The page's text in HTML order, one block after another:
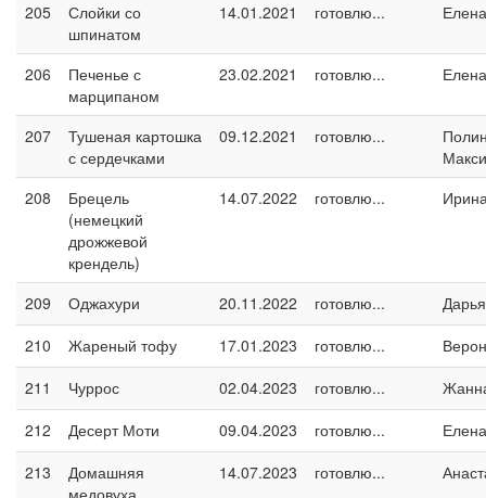
205
Слойки со
шпинатом
14.01.2021 готовлю...
206
Печенье с
марципаном
23.02.2021 готовлю...
207
Тушеная картошка
с сердечками
09.12.2021 готовлю...
208
Брецель
(немецкий
дрожжевой
крендель)
14.07.2022 готовлю...
209 Оджахури 20.11.2022 готовлю...
Дарья
210
Жареный тофу 17.01.2023 готовлю...
211
Чуррос 02.04.2023 готовлю...
212
Десерт Моти 09.04.2023 готовлю...
213
Домашняя
14.07.2023 готовлю...